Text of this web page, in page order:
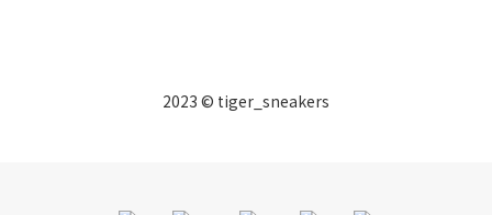
2023 © tiger_sneakers